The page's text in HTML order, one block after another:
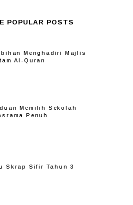
POPULAR POSTS
Menghadiri Majlis
Al-Quran
Memilih Sekolah
Penuh
Skrap Sifir Tahun 3